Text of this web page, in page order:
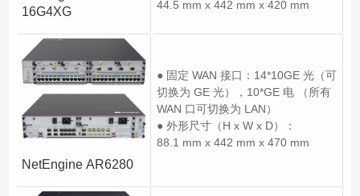
16G4XG
44.5 mm x 442 mm x 420 mm
NetEngine AR6280
● 固定 WAN 接口：14*10GE 光（可
切换为 GE 光），10*GE 电 （所有
WAN 口可切换为 LAN）
● 外形尺寸（H x W x D）：
88.1 mm x 442 mm x 470 mm